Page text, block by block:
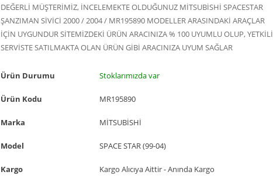
DEĞERLİ MÜŞTERİMİZ, İNCELEMEKTE OLDUĞUNUZ MİTSUBİSHİ SPACESTAR
ŞANZIMAN SİVİCİ 2000 / 2004 / MR195890 MODELLER ARASINDAKİ ARAÇLAR
İÇİN UYGUNDUR SİTEMİZDEKİ ÜRÜN ARACINIZA % 100 UYUMLU OLUP, YETKİLİ
SERVİSTE SATILMAKTA OLAN ÜRÜN GİBİ ARACINIZA UYUM SAĞLAR
Ürün Durumu Stoklarımızda var
Ürün Kodu MR195890
Marka MİTSUBİSHİ
Model SPACE STAR (99-04)
Kargo Kargo Alıcıya Aittir - Anında Kargo